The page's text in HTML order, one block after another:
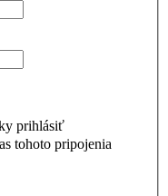
prihlásiť
tohoto pripojenia